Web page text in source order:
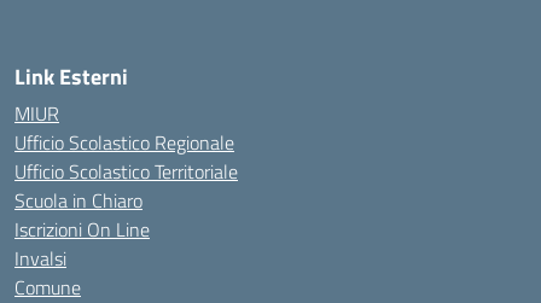
Link Esterni
MIUR
Ufficio Scolastico Regionale
Ufficio Scolastico Territoriale
Scuola in Chiaro
Iscrizioni On Line
Invalsi
Comune